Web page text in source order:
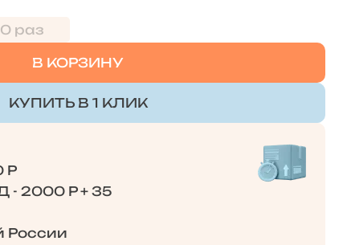
раз
В КОРЗИНУ
КУПИТЬ В 1 КЛИК
Р
- 2000 Р + 35
России